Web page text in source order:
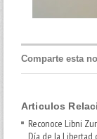
Comparte esta
Articulos
Reconoce Libni
Día de la Libertad